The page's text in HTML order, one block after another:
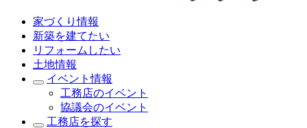
家づくり情報
新築を建てたい
リフォームしたい
土地情報
イベント情報
工務店のイベント
協議会のイベント
工務店を探す